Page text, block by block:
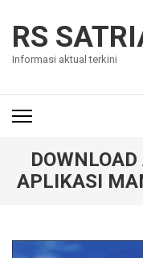
content
(Press
RS
Informasi aktual terkini
APLIKASI